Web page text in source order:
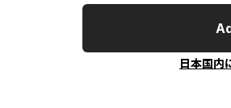
日本国内